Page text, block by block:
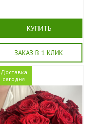
КУПИТЬ
ЗАКАЗ В 1 КЛИК
Доставка
сегодня